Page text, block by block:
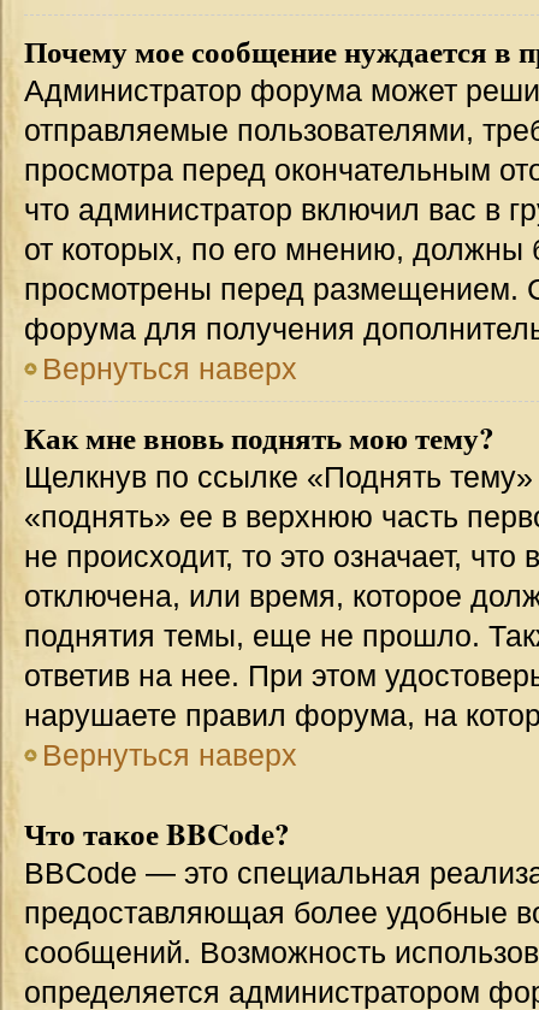
Почему мое сообщение нуждается в
Администратор форума может
отправляемые пользователями,
просмотра перед окончательным
что администратор включил вас в
от которых, по его мнению, должны
просмотрены перед размещением.
форума для получения
Вернуться наверх
Как мне вновь поднять мою тему?
Щелкнув по ссылке «Поднять
«поднять» ее в верхнюю часть
не происходит, то это означает,
отключена, или время, которое
поднятия темы, еще не прошло.
ответив на нее. При этом
нарушаете правил форума, на
Вернуться наверх
Что такое BBCode?
BBCode — это специальная
предоставляющая более удобные
сообщений. Возможность
определяется администратором